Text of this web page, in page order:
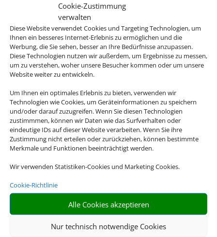
Cookie-Zustimmung
verwalten
Diese Website verwendet Cookies und Targeting Technologien, um
Ihnen ein besseres Internet-Erlebnis zu ermöglichen und die
Werbung, die Sie sehen, besser an Ihre Bedürfnisse anzupassen.
Diese Technologien nutzen wir außerdem, um Ergebnisse zu messen,
um zu verstehen, woher unsere Besucher kommen oder um unsere
Website weiter zu entwickeln.
Um Ihnen ein optimales Erlebnis zu bieten, verwenden wir
Technologien wie Cookies, um Geräteinformationen zu speichern
und/oder darauf zuzugreifen. Wenn Sie diesen Technologien
zustimmmen, können wir Daten wie das Surfverhalten oder
eindeutige IDs auf dieser Website verarbeiten. Wenn Sie ihre
Zustimmung nicht erteilen oder zurückziehen, können bestimmte
Merkmale und Funktionen beeinträchtigt werden.
Wir verwenden Statistiken-Cookies und Marketing Cookies.
Cookie-Richtlinie
Alle Cookies akzeptieren
Nur technisch notwendige Cookies
an Rundreiseangeboten
weltweit!
Genau mein Ding
Von Abenteuerreisen über
Familienreisen bis hin zu
Luxusrundreisen – wir haben
das perfekte Angebot für Sie.